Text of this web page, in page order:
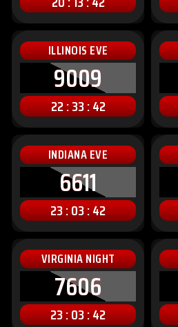
ILLINOIS EVE
9009
22 : 33 : 40
INDIANA EVE
6611
23 : 03 : 40
VIRGINIA NIGHT
7606
23 : 03 : 40